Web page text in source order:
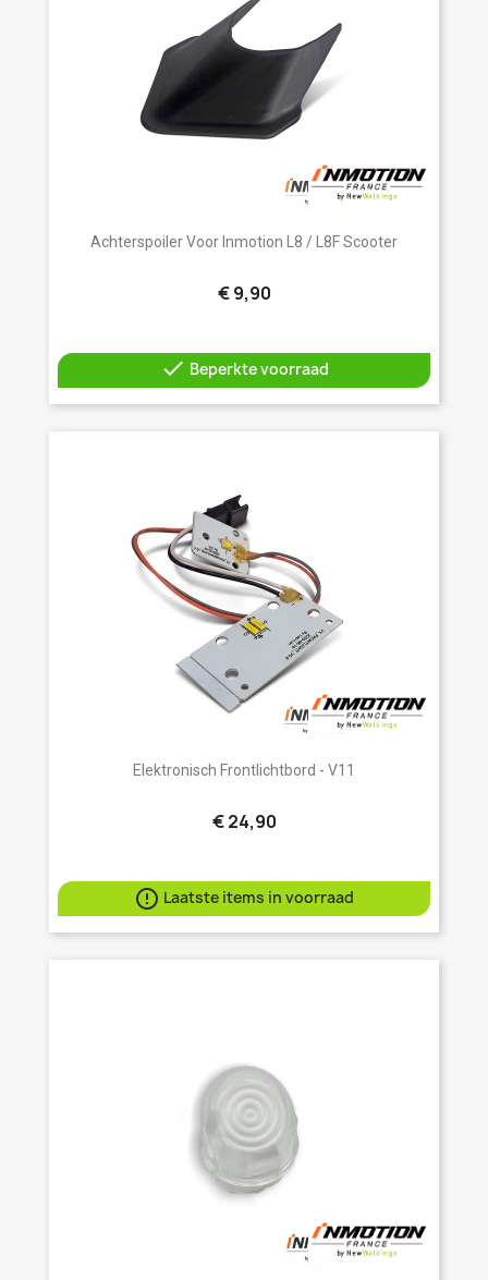
Achterspoiler Voor Inmotion L8 / L8F Scooter
€ 9,90
 Beperkte voorraad
Elektronisch Frontlichtbord - V11
€ 24,90
 Laatste items in voorraad